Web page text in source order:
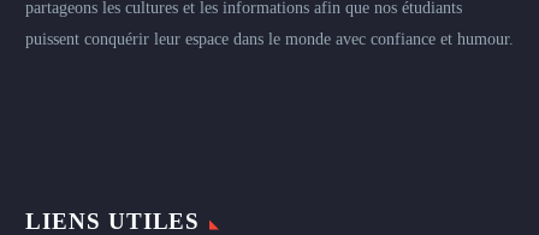
partageons les cultures et les informations afin que nos étudiants
puissent conquérir leur espace dans le monde avec confiance et humour.
LIENS UTILES